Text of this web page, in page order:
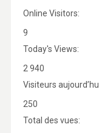
Online Visitors:
9
Today's Views:
2 940
Visiteurs
250
Total des vues: